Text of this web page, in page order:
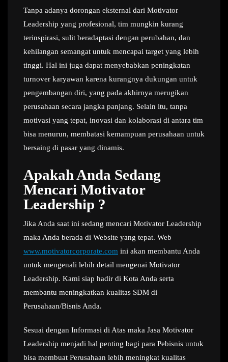
Tanpa adanya dorongan eksternal dari Motivator
Leadership yang profesional, tim mungkin kurang
terinspirasi, sulit beradaptasi dengan perubahan, dan
kehilangan semangat untuk mencapai target yang lebih
tinggi. Hal ini juga dapat menyebabkan peningkatan
turnover karyawan karena kurangnya dukungan untuk
pengembangan diri, yang pada akhirnya merugikan
perusahaan secara jangka panjang. Selain itu, tanpa
motivasi yang tepat, inovasi dan kolaborasi di antara tim
bisa menurun, membatasi kemampuan perusahaan untuk
bersaing di pasar yang dinamis.
Apakah Anda Sedang
Mencari Motivator
Leadership ?
Jika Anda saat ini sedang mencari Motivator Leadership
maka Anda berada di Website yang tepat. Web
www.motivatorcorporate.com ini akan membantu Anda
untuk mengenali lebih detail mengenai Motivator
Leadership. Kami siap hadir di Kota Anda serta
membantu meningkatkan kualitas SDM di
Perusahaan/Bisnis Anda.
Sesuai dengan Informasi di Atas maka Jasa Motivator
Leadership menjadi hal penting bagi para Pebisnis untuk
bisa membuat Perusahaan lebih meningkat kualitas